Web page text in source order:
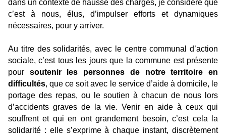
dans un contexte de hausse des charges, je considère que
c’est à nous, élus, d’impulser efforts et dynamiques
nécessaires, pour y arriver.
Au titre des solidarités, avec le centre communal d’action
sociale, c’est tous les jours que la commune est présente
pour
soutenir les personnes de notre territoire en
difficultés, que ce soit avec le service d’aide à domicile, le
portage des repas, ou le soutien à chacun de nous lors
d’accidents graves de la vie. Venir en aide à ceux qui
souffrent et qui en ont grandement besoin, c’est cela la
solidarité : elle s’exprime à chaque instant, discrètement